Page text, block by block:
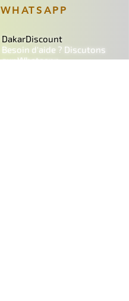
WHATSAPP
DakarDiscount
Besoin d'aide ? Discutons
sur Whatsapp